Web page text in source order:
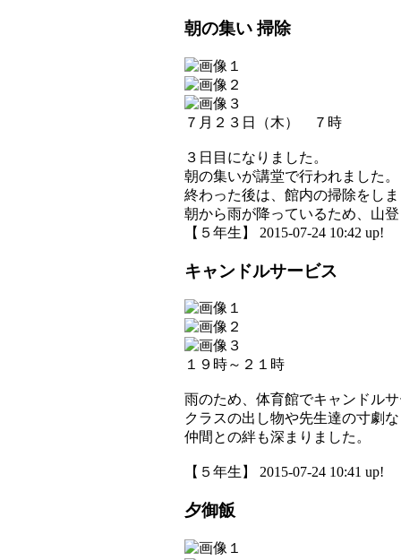
朝の集い 掃除
７月２３日（木） ７時
３日目になりました。
朝の集いが講堂で行われました。
終わった後は、館内の掃除をし
朝から雨が降っているため、山
【５年生】 2015-07-24 10:42 up!
キャンドルサービス
１９時～２１時
雨のため、体育館でキャンドル
クラスの出し物や先生達の寸劇
仲間との絆も深まりました。
【５年生】 2015-07-24 10:41 up!
夕御飯